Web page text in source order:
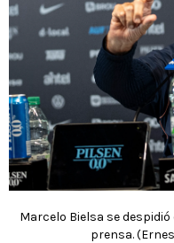
Marcelo Bielsa se
prensa.